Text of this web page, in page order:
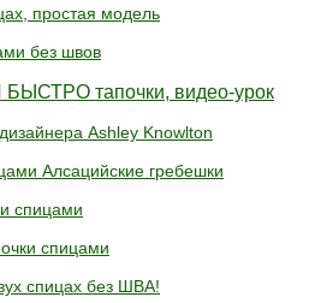
простая модель
без швов
тапочки, видео-урок
Ashley Knowlton
Алсацийские гребешки
спицами
спицами
спицах без ШВА!